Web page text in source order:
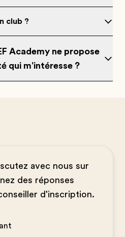
club ?
Academy ne propose
qui m'intéresse ?
avec nous sur
des réponses
d'inscription.